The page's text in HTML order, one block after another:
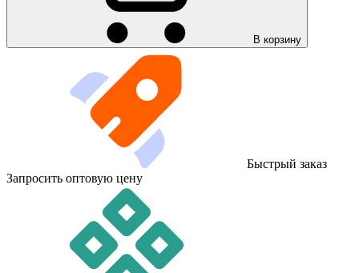
В корзину
Быстрый заказ
Запросить оптовую цену